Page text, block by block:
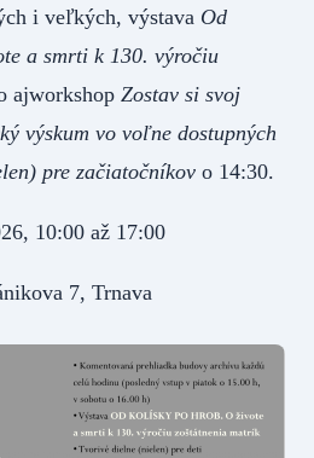
i veľkých, výstava Od
a smrti k 130. výročiu
ajworkshop Zostav si svoj
výskum vo voľne dostupných
pre začiatočníkov o 14:30.
10:00 až 17:00
7, Trnava